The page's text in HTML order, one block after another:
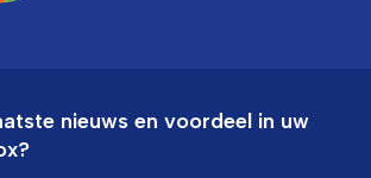
nieuws en voordeel in uw